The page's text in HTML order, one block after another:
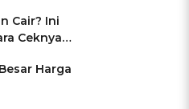
Pakansari
Cair? Ini
Ceknya
Harga